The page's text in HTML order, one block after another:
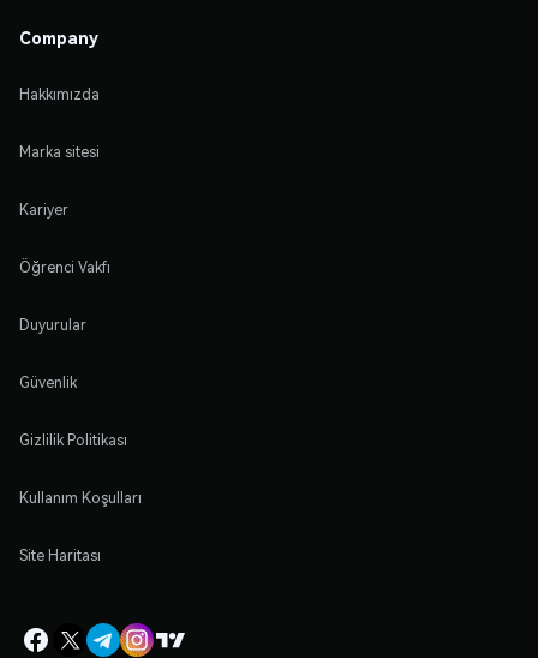
Company
Hakkımızda
Marka sitesi
Kariyer
Öğrenci Vakfı
Duyurular
Güvenlik
Gizlilik Politikası
Kullanım Koşulları
Site Haritası